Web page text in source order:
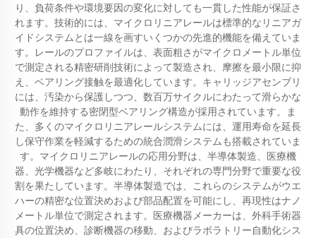
り、負荷条件や環境要因の変化に対しても一貫した性能が保証さ
れます。技術的には、マイクロリニアレールは標準的なリニアガ
イドシステムとは一線を画すいくつかの先進的機能を備えていま
す。レールのプロファイルは、表面粗さがマイクロメートル単位
で測定される精密研削技術によって製造され、摩擦を最小限に抑
え、ベアリング接触を最適化しています。キャリッジアセンブリ
には、汚染から保護しつつ、数百万サイクルにわたって滑らかな
動作を維持する密閉型ベアリング構造が採用されています。ま
た、多くのマイクロリニアレールシステムには、運用寿命を延長
し保守作業を軽減するための統合潤滑システムも搭載されていま
す。マイクロリニアレールの応用分野は、半導体製造、医療機
器、光学機器など多岐にわたり、それぞれの専門分野で重要な役
割を果たしています。半導体製造では、これらのシステムがウエ
ハーの精密な位置決めおよび部品配置を可能にし、再現性はナノ
メートル単位で測定されます。医療機器メーカーは、外科手術器
具の位置決め、診断機器の移動、およびラボラトリー自動化シス